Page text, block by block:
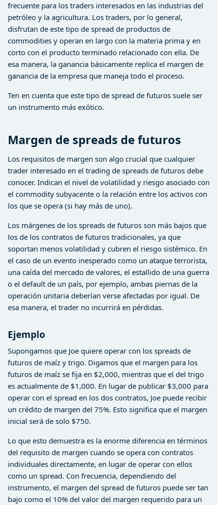
frecuente para los traders interesados en las industrias del
petróleo y la agricultura. Los traders, por lo general,
disfrutan de este tipo de spread de productos de
commodities y operan en largo con la materia prima y en
corto con el producto terminado relacionado con ella. De
esa manera, la ganancia básicamente replica el margen de
ganancia de la empresa que maneja todo el proceso.
Ten en cuenta que este tipo de spread de futuros suele ser
un instrumento más exótico.
Margen de spreads de futuros
Los requisitos de margen son algo crucial que cualquier
trader interesado en el trading de spreads de futuros debe
conocer. Indican el nivel de volatilidad y riesgo asociado con
el commodity subyacente o la relación entre los activos con
los que se opera (si hay más de uno).
Los márgenes de los spreads de futuros son más bajos que
los de los contratos de futuros tradicionales, ya que
soportan menos volatilidad y cubren el riesgo sistémico. En
el caso de un evento inesperado como un ataque terrorista,
una caída del mercado de valores, el estallido de una guerra
o el default de un país, por ejemplo, ambas piernas de la
operación unitaria deberían verse afectadas por igual. De
esa manera, el trader no incurrirá en pérdidas.
Ejemplo
Supongamos que Joe quiere operar con los spreads de
futuros de maíz y trigo. Digamos que el margen para los
futuros de maíz se fija en $2,000, mientras que el del trigo
es actualmente de $1,000. En lugar de publicar $3,000 para
operar con el spread en los dos contratos, Joe puede recibir
un crédito de margen del 75%. Esto significa que el margen
inicial será de solo $750.
Lo que esto demuestra es la enorme diferencia en términos
del requisito de margen cuando se opera con contratos
individuales directamente, en lugar de operar con ellos
como un spread. Con frecuencia, dependiendo del
instrumento, el margen del spread de futuros puede ser tan
bajo como el 10% del valor del margen requerido para un